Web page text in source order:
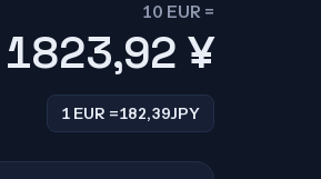
10 EUR =
1823,92 ¥
1 EUR =182,39JPY